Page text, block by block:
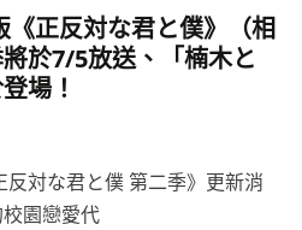
《正反対な君と僕》（相
於7/5放送、「楠木と
場！
対な君と僕 第二季》更新消
園戀愛代